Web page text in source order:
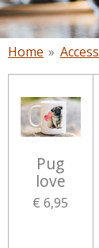
Home »
Pug
love
€ 6,95